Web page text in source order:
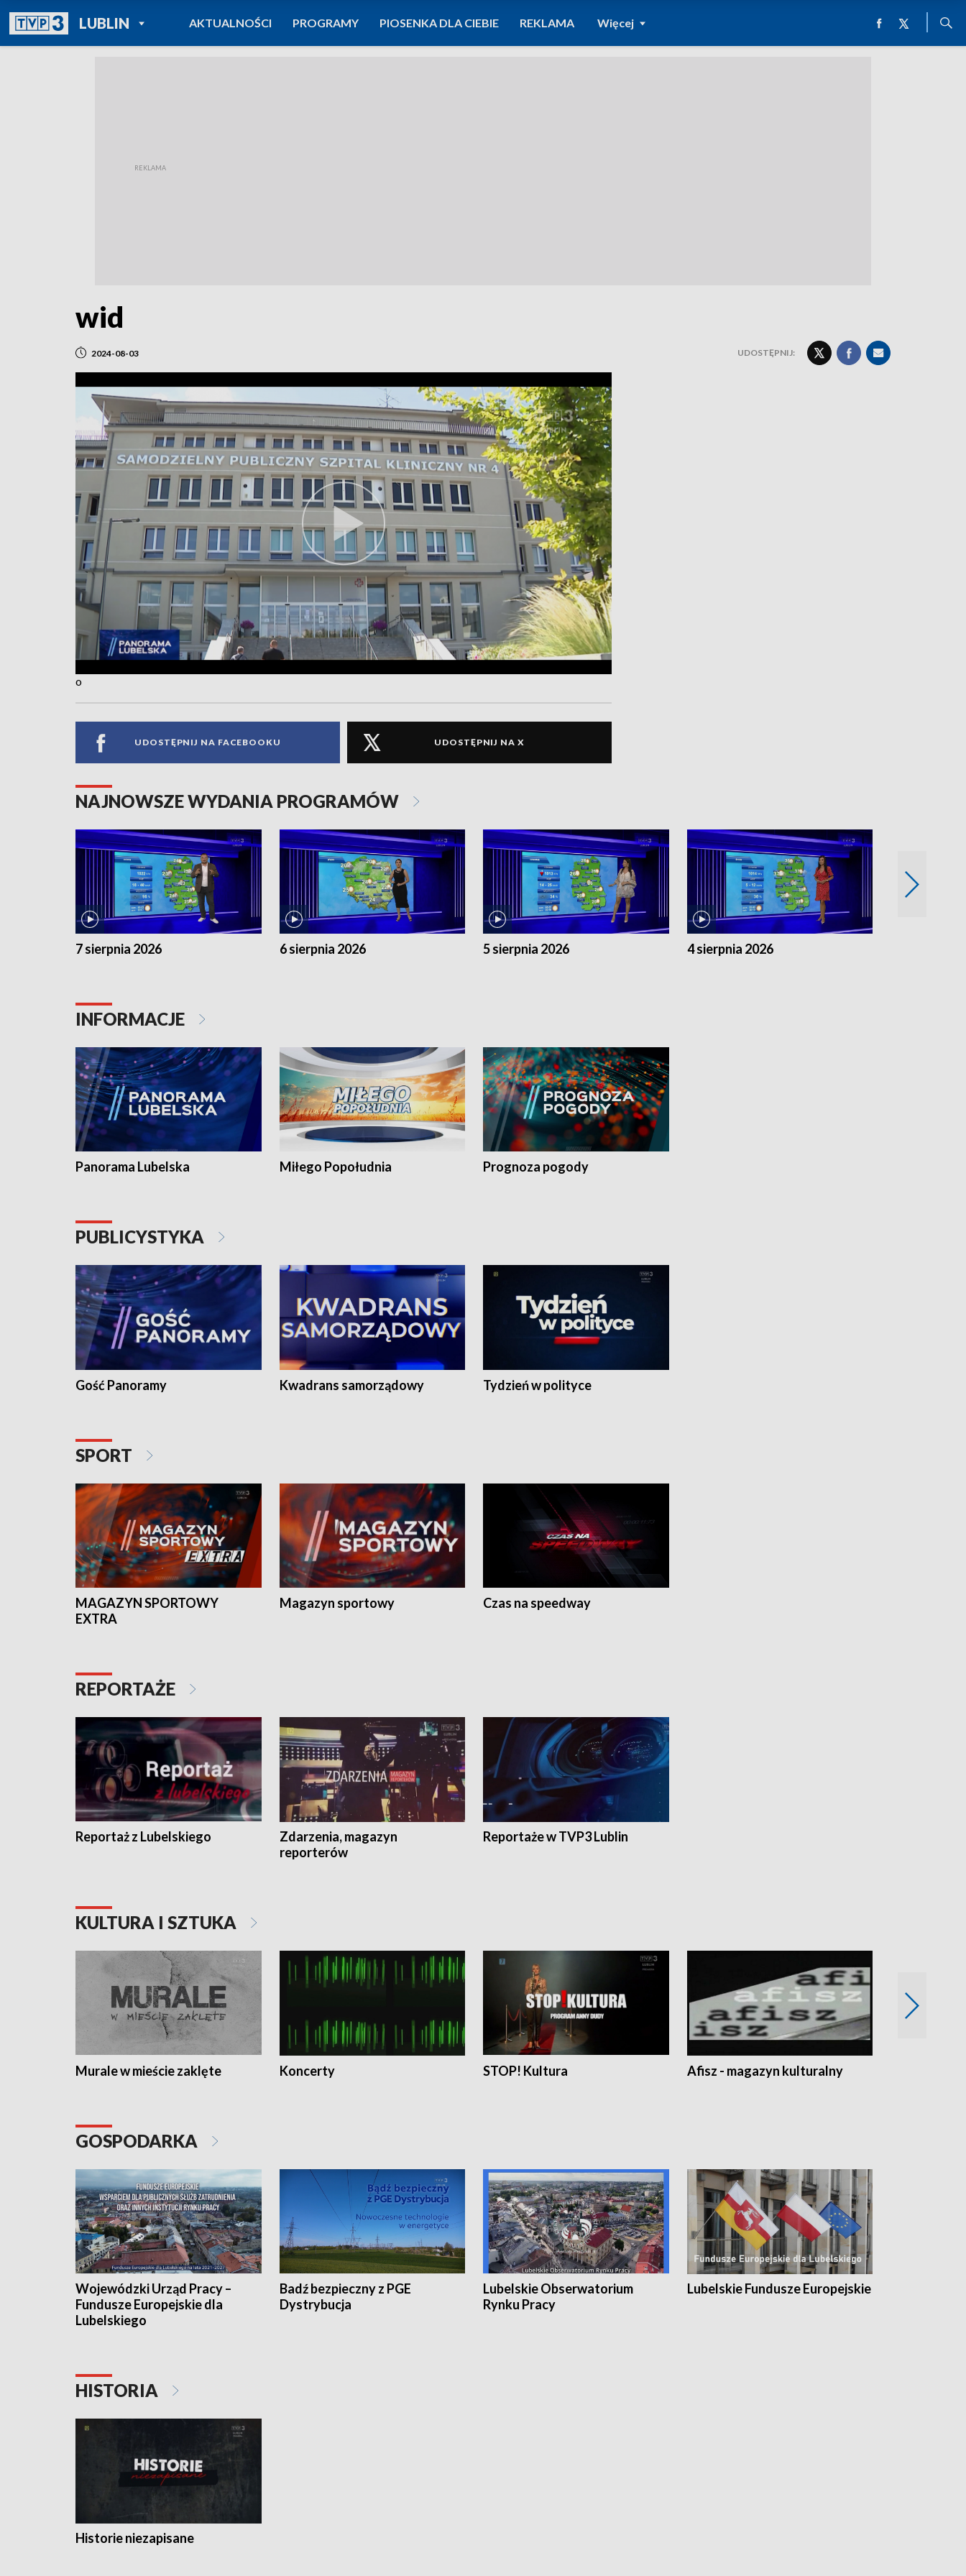
LUBLINPOWRÓT DO
TVP REGIONY
AKTUALNOŚCI PROGRAMY PIOSENKA DLA CIEBIE REKLAMA Więcej
wid
2024-08-03 UDOSTĘPNIJ:
o
UDOSTĘPNIJ NA FACEBOOKU UDOSTĘPNIJ NA X
NAJNOWSZE WYDANIA PROGRAMÓW
7 sierpnia 2026 6 sierpnia 2026 5 sierpnia 2026 4 sierpnia 2026
INFORMACJE
Panorama Lubelska Miłego Popołudnia Prognoza pogody
PUBLICYSTYKA
Gość Panoramy Kwadrans samorządowy Tydzień w polityce
SPORT
MAGAZYN SPORTOWY
EXTRA
Magazyn sportowy Czas na speedway
REPORTAŻE
Reportaż z Lubelskiego
Zdarzenia, magazyn
reporterów
Reportaże w TVP3 Lublin
KULTURA I SZTUKA
Murale w mieście zaklęte Koncerty STOP! Kultura Afisz - magazyn kulturalny
GOSPODARKA
Wojewódzki Urząd Pracy –
Fundusze Europejskie dla
Lubelskiego
Badź bezpieczny z PGE
Dystrybucja
Lubelskie Obserwatorium
Rynku Pracy
Lubelskie Fundusze Europejskie
HISTORIA
Historie niezapisane